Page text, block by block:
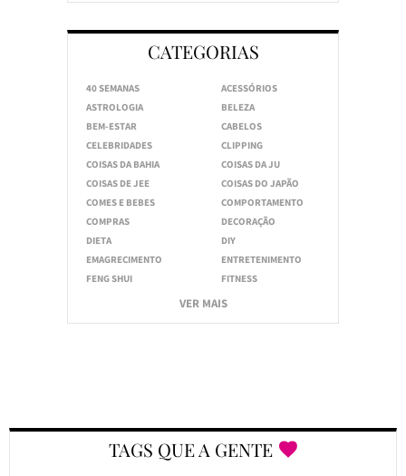
CATEGORIAS
40 SEMANAS
ACESSÓRIOS
ASTROLOGIA
BELEZA
BEM-ESTAR
CABELOS
CELEBRIDADES
CLIPPING
COISAS DA BAHIA
COISAS DA JU
COISAS DE JEE
COISAS DO JAPÃO
COMES E BEBES
COMPORTAMENTO
COMPRAS
DECORAÇÃO
DIETA
DIY
EMAGRECIMENTO
ENTRETENIMENTO
FENG SHUI
FITNESS
VER MAIS
TAGS QUE A GENTE